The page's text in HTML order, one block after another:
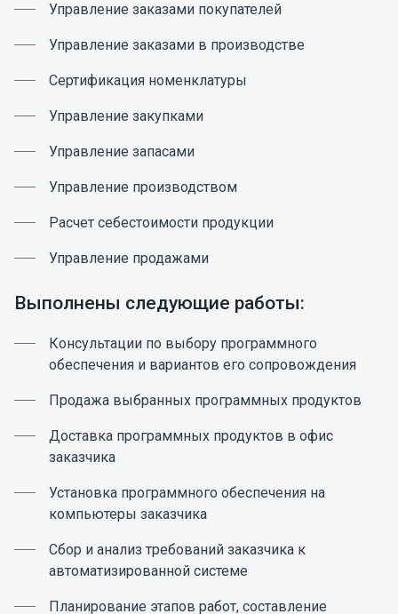
Управление заказами покупателей
Управление заказами в производстве
Сертификация номенклатуры
Управление закупками
Управление запасами
Управление производством
Расчет себестоимости продукции
Управление продажами
Выполнены следующие работы:
Консультации по выбору программного
обеспечения и вариантов его сопровождения
Продажа выбранных программных продуктов
Доставка программных продуктов в офис
заказчика
Установка программного обеспечения на
компьютеры заказчика
Сбор и анализ требований заказчика к
автоматизированной системе
Планирование этапов работ, составление